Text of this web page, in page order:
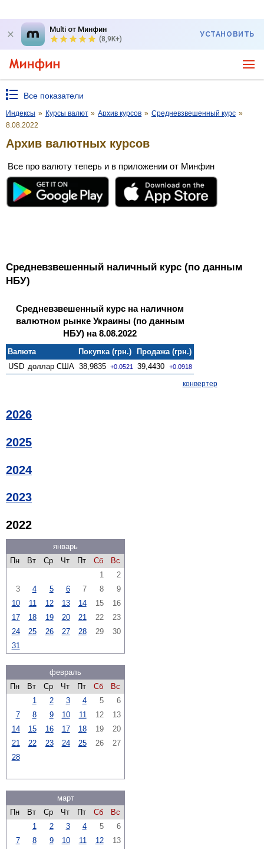
Multi от Минфин
(8,9K+)
УСТАНОВИТЬ
Все показатели
Индексы » Курсы валют » Архив курсов » Средневзвешенный курс »
8.08.2022
Архив валютных курсов
Все про валюту теперь и в приложении от Минфин
Средневзвешенный наличный курс (по данным
НБУ)
Средневзвешенный курс на наличном
валютном рынке Украины (по данным
НБУ) на 8.08.2022
Валюта Покупка (грн.)
Продажа (грн.)
USD доллар США 38,9835 +0.0521 39,4430 +0.0918
конвертер
2026
2025
2024
2023
2022
январь
Пн
Вт Ср Чт Пт Сб
Вс
1
2
3
4 5 6 7 8
9
10
11 12 13 14 15
16
17
18 19 20 21 22
23
24
25 26 27 28 29
30
31
февраль
Пн
Вт Ср Чт Пт Сб
Вс
1
2 3 4 5
6
7
8 9 10 11 12
13
14
15 16 17 18 19
20
21
22 23 24 25 26
27
28
март
Пн
Вт Ср Чт Пт Сб
Вс
1
2 3 4 5
6
7
8 9 10 11 12
13